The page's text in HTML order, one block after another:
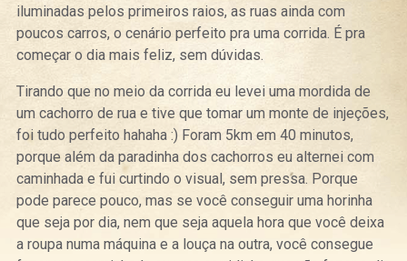
iluminadas pelos primeiros raios, as ruas ainda com
poucos carros, o cenário perfeito pra uma corrida. É pra
começar o dia mais feliz, sem dúvidas.
Tirando que no meio da corrida eu levei uma mordida de
um cachorro de rua e tive que tomar um monte de injeções,
foi tudo perfeito hahaha :) Foram 5km em 40 minutos,
porque além da paradinha dos cachorros eu alternei com
caminhada e fui curtindo o visual, sem pressa. Porque
pode parece pouco, mas se você conseguir uma horinha
que seja por dia, nem que seja aquela hora que você deixa
a roupa numa máquina e a louça na outra, você consegue